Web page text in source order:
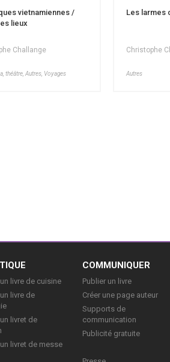
vietnamiennes /
lieux
Challange
théâtre, Autres, Voyages
Les larmes
Christophe
Autres
livre de cuisine
livre de
livret de
livret de messe
COMMUNIQUER
Publier un livre
Créer une page auteur
Supports de
communication
Publicité gratuite